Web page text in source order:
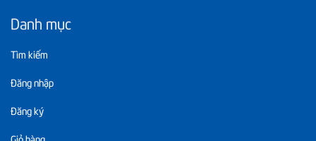
Danh mục
Tìm kiếm
Đăng nhập
Đăng ký